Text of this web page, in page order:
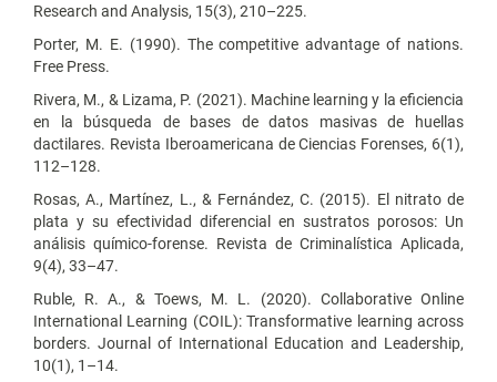
Research and Analysis, 15(3), 210–225.
Porter, M. E. (1990). The competitive advantage of nations.
Free Press.
Rivera, M., & Lizama, P. (2021). Machine learning y la eficiencia
en la búsqueda de bases de datos masivas de huellas
dactilares. Revista Iberoamericana de Ciencias Forenses, 6(1),
112–128.
Rosas, A., Martínez, L., & Fernández, C. (2015). El nitrato de
plata y su efectividad diferencial en sustratos porosos: Un
análisis químico-forense. Revista de Criminalística Aplicada,
9(4), 33–47.
Ruble, R. A., & Toews, M. L. (2020). Collaborative Online
International Learning (COIL): Transformative learning across
borders. Journal of International Education and Leadership,
10(1), 1–14.